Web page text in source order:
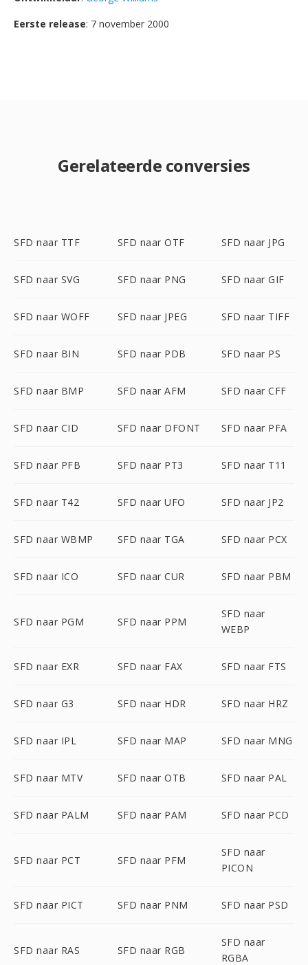
Eerste release: 7 november 2000
Gerelateerde conversies
SFD naar TTF SFD naar OTF SFD naar JPG
SFD naar SVG SFD naar PNG SFD naar GIF
SFD naar WOFF SFD naar JPEG SFD naar TIFF
SFD naar BIN SFD naar PDB SFD naar PS
SFD naar BMP SFD naar AFM SFD naar CFF
SFD naar CID SFD naar DFONT SFD naar PFA
SFD naar PFB SFD naar PT3 SFD naar T11
SFD naar T42 SFD naar UFO SFD naar JP2
SFD naar WBMP SFD naar TGA SFD naar PCX
SFD naar ICO SFD naar CUR SFD naar PBM
SFD naar PGM SFD naar PPM
SFD naar
WEBP
SFD naar EXR SFD naar FAX SFD naar FTS
SFD naar G3 SFD naar HDR SFD naar HRZ
SFD naar IPL SFD naar MAP SFD naar MNG
SFD naar MTV SFD naar OTB SFD naar PAL
SFD naar PALM SFD naar PAM SFD naar PCD
SFD naar PCT SFD naar PFM
SFD naar
PICON
SFD naar PICT SFD naar PNM SFD naar PSD
SFD naar RAS SFD naar RGB
SFD naar
RGBA